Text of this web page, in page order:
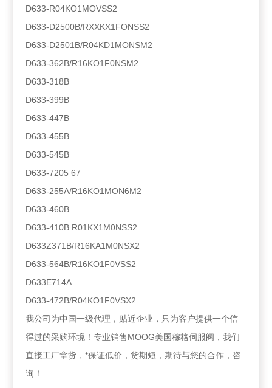
D633-R04KO1MOVSS2
D633-D2500B/RXXKX1FONSS2
D633-D2501B/R04KD1MONSM2
D633-362B/R16KO1F0NSM2
D633-318B
D633-399B
D633-447B
D633-455B
D633-545B
D633-7205 67
D633-255A/R16KO1MON6M2
D633-460B
D633-410B R01KX1M0NSS2
D633Z371B/R16KA1M0NSX2
D633-564B/R16KO1F0VSS2
D633E714A
D633-472B/R04KO1F0VSX2
我公司为中国一级代理，贴近企业，只为客户提供一个信
得过的采购环境！专业销售MOOG美国穆格伺服阀，我们
直接工厂拿货，*保证低价，货期短，期待与您的合作，咨
询！